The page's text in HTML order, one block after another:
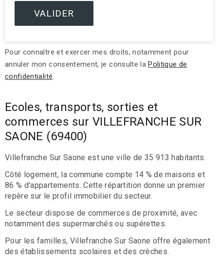
Pour connaître et exercer mes droits, notamment pour
annuler mon consentement, je consulte laPolitique de
confidentialité.
Ecoles, transports, sorties et
commerces sur VILLEFRANCHE SUR
SAONE (69400)
Villefranche Sur Saone est une ville de 35 913 habitants.
Côté logement, la commune compte 14 % de maisons et
86 % d'appartements. Cette répartition donne un premier
repère sur le profil immobilier du secteur.
Le secteur dispose de commerces de proximité, avec
notamment des supermarchés ou supérettes.
Pour les familles, Villefranche Sur Saone offre également
des établissements scolaires et des crèches.